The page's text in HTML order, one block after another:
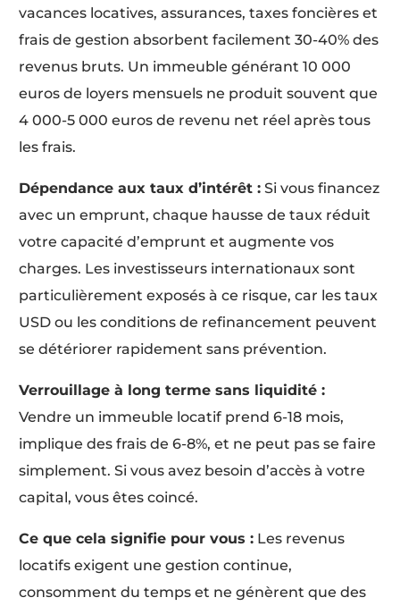
vacances locatives, assurances, taxes foncières et
frais de gestion absorbent facilement 30-40% des
revenus bruts. Un immeuble générant 10 000
euros de loyers mensuels ne produit souvent que
4 000-5 000 euros de revenu net réel après tous
les frais.
Dépendance aux taux d’intérêt : Si vous financez
avec un emprunt, chaque hausse de taux réduit
votre capacité d’emprunt et augmente vos
charges. Les investisseurs internationaux sont
particulièrement exposés à ce risque, car les taux
USD ou les conditions de refinancement peuvent
se détériorer rapidement sans prévention.
Verrouillage à long terme sans liquidité :
Vendre un immeuble locatif prend 6-18 mois,
implique des frais de 6-8%, et ne peut pas se faire
simplement. Si vous avez besoin d’accès à votre
capital, vous êtes coincé.
Ce que cela signifie pour vous : Les revenus
locatifs exigent une gestion continue,
consomment du temps et ne génèrent que des